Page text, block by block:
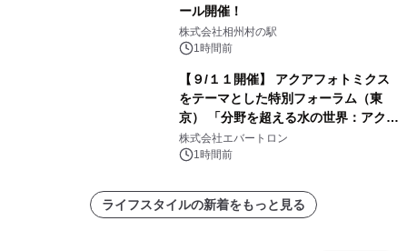
ール開催！
株式会社相州村の駅
1時間前
【９/１１開催】 アクアフォトミクス
をテーマとした特別フォーラム（東
京） 「分野を超える水の世界：アクア
フォトミクスが切り拓く新しい科学の
地平」を開催
株式会社エバートロン
1時間前
ライフスタイルの新着をもっと見る